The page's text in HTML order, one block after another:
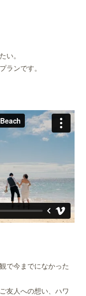
い。
ランです。
で今までになかった
友人への想い、ハワ